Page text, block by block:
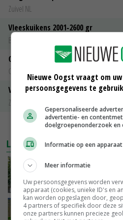
Zuivel NL
Vleeskuikens 2001-2600 gr
Barneveld
Gerst
Groningen
Volle melkpoeder
Zuivel NL
MEER
LAATSTE NIEUWS
Schaalvergroting
VANDAAG, 14:30
Zeer lage
juli ooit
Nieuwe Oogst vraagt om
persoonsgegevens te
Gepersonaliseerde
advertentie- en
doelgroepenonderzoek
Informatie op een
Meer informatie
Uw persoonsgegevens worden
apparaat (cookies, unieke ID's en
kan worden opgeslagen door,
4 partners of specifiek door deze
onze partners kunnen precieze